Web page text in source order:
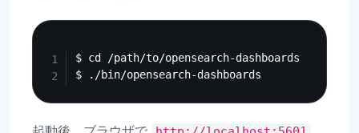
$ cd /path/to/opensearch-dashboards